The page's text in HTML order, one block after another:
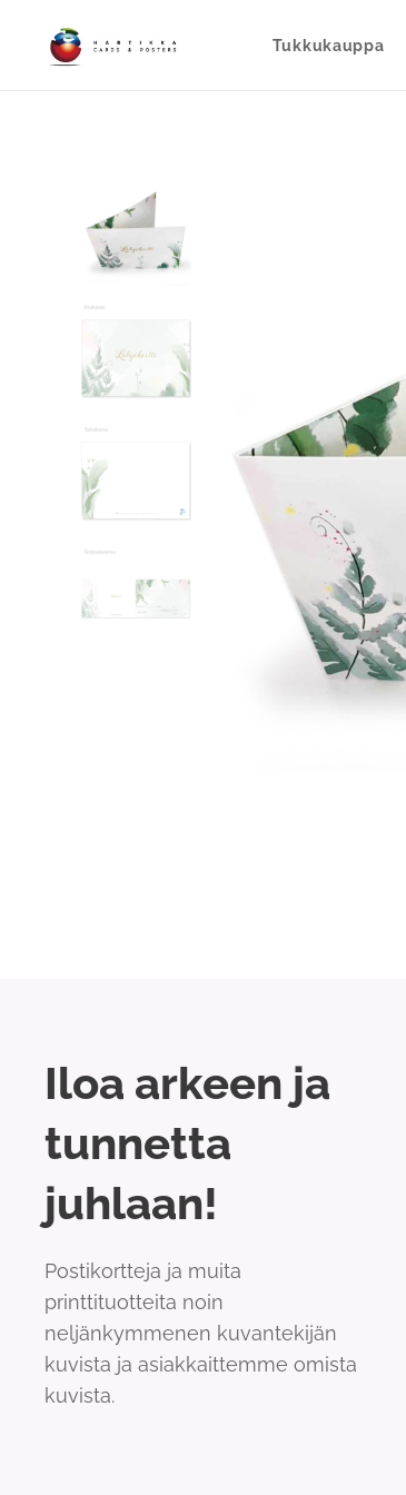
Tukkukauppa
Iloa arkeen ja
tunnetta
juhlaan!
Postikortteja ja muita
printtituotteita noin
neljänkymmenen kuvantekijän
kuvista ja asiakkaittemme omista
kuvista.